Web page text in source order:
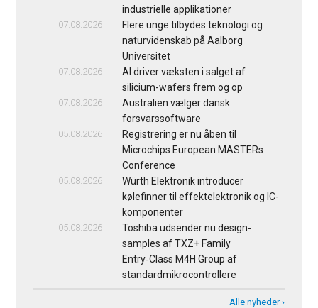
industrielle applikationer
07.08.2026
Flere unge tilbydes teknologi og
naturvidenskab på Aalborg
Universitet
07.08.2026
AI driver væksten i salget af
silicium-wafers frem og op
07.08.2026
Australien vælger dansk
forsvarssoftware
05.08.2026
Registrering er nu åben til
Microchips European MASTERs
Conference
05.08.2026
Würth Elektronik introducer
kølefinner til effektelektronik og IC-
komponenter
05.08.2026
Toshiba udsender nu design-
samples af TXZ+ Family
Entry‑Class M4H Group af
standardmikrocontrollere
Alle nyheder ›